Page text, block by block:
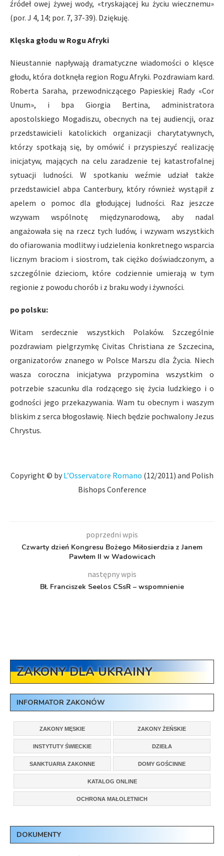
źródeł owej żywej wody, «tryskającej ku życiu wiecznemu»
(por. J 4, 14; por. 7, 37-39). Dziękuję.
Klęska głodu w Rogu Afryki
Nieustannie napływają dramatyczne wiadomości o klęsce
głodu, która dotknęła region Rogu Afryki. Pozdrawiam kard.
Roberta Saraha, przewodniczącego Papieskiej Rady «Cor
Unum», i bpa Giorgia Bertina, administratora
apostolskiego Mogadiszu, obecnych na tej audiencji, oraz
przedstawicieli katolickich organizacji charytatywnych,
którzy spotkają się, by omówić i przyspieszyć realizację
inicjatyw, mających na celu zaradzenie tej katastrofalnej
sytuacji ludności. W spotkaniu weźmie udział także
przedstawiciel abpa Canterbury, który również wystąpił z
apelem o pomoc dla głodującej ludności. Raz jeszcze
wzywam wspólnotę międzynarodową, aby nadal
angażowała się na rzecz tych ludów, i wzywam wszystkich
do ofiarowania modlitwy i udzielenia konkretnego wsparcia
licznym braciom i siostrom, tak ciężko doświadczonym, a
szczególnie dzieciom, które codziennie umierają w tym
regionie z powodu chorób i z braku wody i żywności.
po polsku:
Witam serdecznie wszystkich Polaków. Szczególnie
pozdrawiam pielgrzymkę Civitas Christiana ze Szczecina,
organizatorów znanego w Polsce Marszu dla Życia. Niech
wasza coroczna inicjatywa przypomina wszystkim o
potrzebie szacunku dla rodzącego się życia ludzkiego i o
godności jego przekazywania. Wam tu obecnym i waszym
bliskim z serca błogosławię. Niech będzie pochwalony Jezus
Chrystus.
Copyright © by L’Osservatore Romano (12/2011) and Polish
Bishops Conference
poprzedni wpis
Czwarty dzień Kongresu Bożego Miłosierdzia z Janem
Pawłem II w Wadowicach
następny wpis
Bł. Franciszek Seelos CSsR – wspomnienie
ZAKONY DLA UKRAINY
INFORMATOR ZAKONÓW
ZAKONY MĘSKIE ZAKONY ŻEŃSKIE
INSTYTUTY ŚWIECKIE DZIEŁA
SANKTUARIA ZAKONNE DOMY GOŚCINNE
KATALOG ONLINE
OCHRONA MAŁOLETNICH
DOKUMENTY